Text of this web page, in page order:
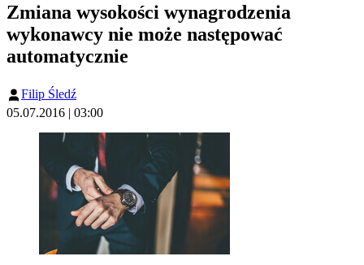
Zmiana wysokości wynagrodzenia
wykonawcy nie może następować
automatycznie
Filip Śledź
05.07.2016 | 03:00